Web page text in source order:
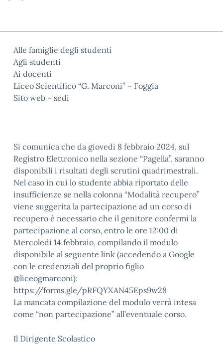
Alle famiglie degli studenti
Agli studenti
Ai docenti
Liceo Scientifico “G. Marconi” – Foggia
Sito web – sedi
Si comunica che da giovedì 8 febbraio 2024, sul
Registro Elettronico nella sezione “Pagella”, saranno
disponibili i risultati degli scrutini quadrimestrali.
Nel caso in cui lo studente abbia riportato delle
insufficienze se nella colonna “Modalità recupero”
viene suggerita la partecipazione ad un corso di
recupero è necessario che il genitore confermi la
partecipazione al corso, entro le ore 12:00 di
Mercoledì 14 febbraio, compilando il modulo
disponibile al seguente link (accedendo a Google
con le credenziali del proprio figlio
@liceogmarconi):
https://forms.gle/pRFQYXAN45Eps9w28
La mancata compilazione del modulo verrà intesa
come “non partecipazione” all’eventuale corso.
Il Dirigente Scolastico